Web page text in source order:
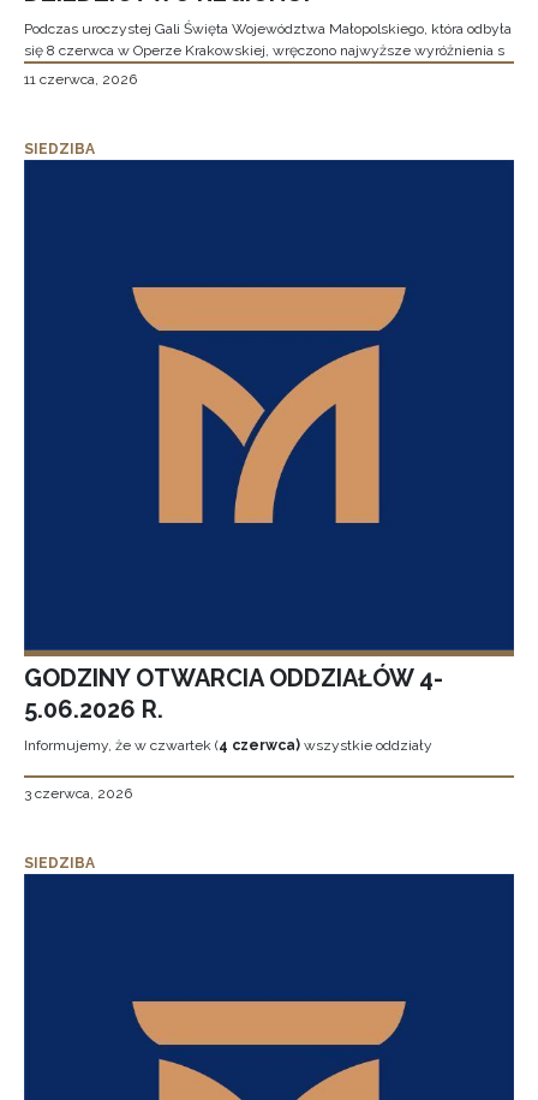
Podczas uroczystej Gali Święta Województwa Małopolskiego, która odbyła
się 8 czerwca w Operze Krakowskiej, wręczono najwyższe wyróżnienia s
11 czerwca, 2026
SIEDZIBA
GODZINY OTWARCIA ODDZIAŁÓW 4-
5.06.2026 R.
Informujemy, że w czwartek (4 czerwca) wszystkie oddziały
3 czerwca, 2026
SIEDZIBA